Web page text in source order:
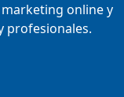
online y
profesionales.